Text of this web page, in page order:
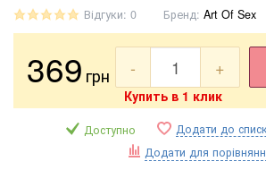
Відгуки: 0 Бренд: Art Of Sex
369 грн - +
Купить в 1 клик
Доступно
Додати до
Додати для